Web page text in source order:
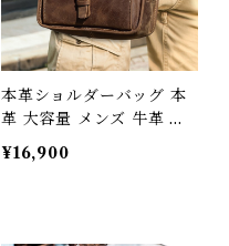
本革ショルダーバッグ 本
革 大容量 メンズ 牛革 オ
イルレザー アウトドア 旅
行 レジャー 本革鞄 男女兼
¥16,900